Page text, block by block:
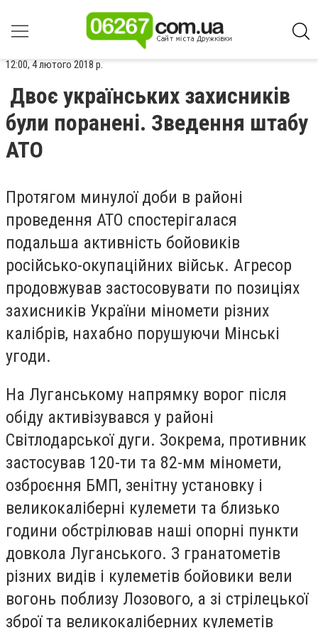
12:00, 4 лютого 2018 р.
Двоє українських захисників
були поранені. Зведення штабу
АТО
Протягом минулої доби в районі
проведення АТО спостерігалася
подальша активність бойовиків
російсько-окупаційних військ. Агресор
продовжував застосовувати по позиціях
захисників України міномети різних
калібрів, нахабно порушуючи Мінські
угоди.
На Луганському напрямку ворог після
обіду активізувався у районі
Світлодарської дуги. Зокрема, противник
застосував 120-ти та 82-мм міномети,
озброєння БМП, зенітну установку і
великокаліберні кулемети та близько
години обстрілював наші опорні пункти
довкола Луганського. З гранатометів
різних видів і кулеметів бойовики вели
вогонь поблизу Лозового, а зі стрілецької
зброї та великокаліберних кулеметів